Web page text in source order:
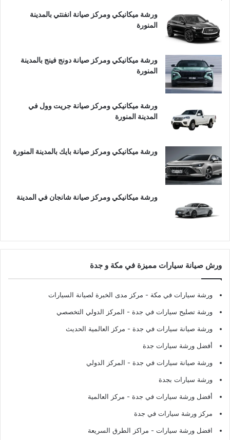
ورشة ميكانيكي ومركز صيانة انفنتي بالمدينة
المنورة
ورشة ميكانيكي ومركز صيانة دونج فينج بالمدينة
المنورة
ورشة ميكانيكي ومركز صيانة جريت وول في
المدينة المنورة
ورشة ميكانيكي ومركز صيانة بايك بالمدينة المنورة
ورشة ميكانيكي ومركز صيانة شانجان في المدينة
ورش صيانة سيارات مميزة في مكة و جدة
ورشة سيارات في مكة - مركز مدى الخبرة لصيانة السيارات
ورشة تصليح سيارات في جدة - المركز الدولي التخصصي
ورشة صيانة سيارات في جدة - مركز العالمية الحديث
أفضل ورشة سيارات جدة
ورشة صيانة سيارات في جدة - المركز الدولي
ورشة سيارات بجدة
أفضل ورشة سيارات في جدة - مركز العالمية
مركز ورشة سيارات في جدة
افضل ورشة سيارات - مراكز الطرق السريعة